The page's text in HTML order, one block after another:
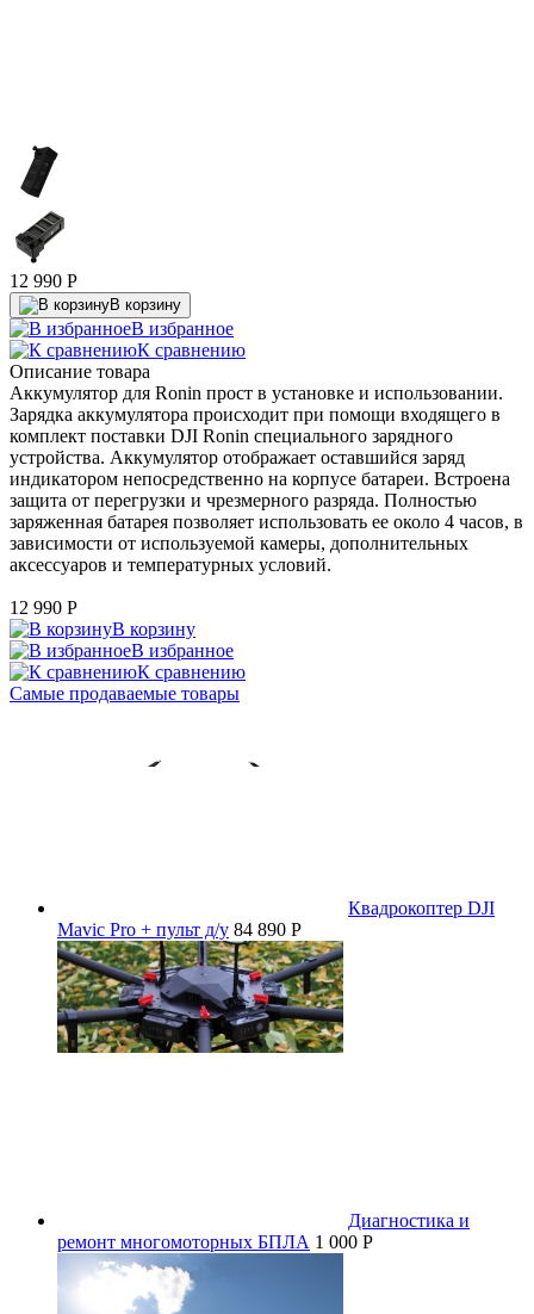
12 990 P
В корзину
В избранное
К сравнению
Описание товара
Аккумулятор для Ronin прост в установке и использовании.
Зарядка аккумулятора происходит при помощи входящего в
комплект поставки DJI Ronin специального зарядного
устройства. Аккумулятор отображает оставшийся заряд
индикатором непосредственно на корпусе батареи. Встроена
защита от перегрузки и чрезмерного разряда. Полностью
заряженная батарея позволяет использовать ее около 4 часов, в
зависимости от используемой камеры, дополнительных
аксессуаров и температурных условий.
12 990 P
В корзину
В избранное
К сравнению
Самые продаваемые товары
Квадрокоптер DJI
Mavic Pro + пульт д/у 84 890 P
Диагностика и
ремонт многомоторных БПЛА 1 000 P